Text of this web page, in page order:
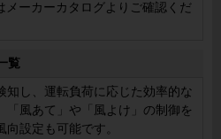
メーカーカタログよりご確認くだ
覧
知し、運転負荷に応じた効率的な
「風あて」や「風よけ」の制御を
向設定も可能です。